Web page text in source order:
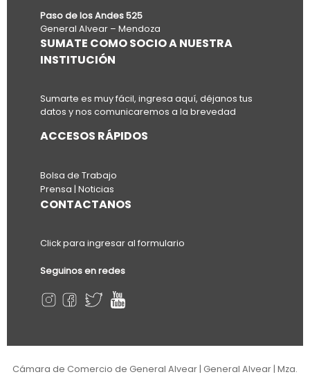
Paso de los Andes 525
General Alvear – Mendoza
SUMATE COMO SOCIO A NUESTRA
INSTITUCIÓN
Sumarte es muy fácil, ingresa aquí, déjanos tus
datos y nos comunicaremos a la brevedad
ACCESOS RÁPIDOS
Bolsa de Trabajo
Prensa | Noticias
CONTACTANOS
Click para ingresar al formulario
Seguinos en redes
Cámara de Comercio de General Alvear | General Alvear | Mza.